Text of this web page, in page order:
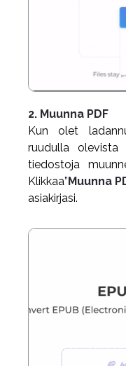
2. Muunna PDF
Kun olet
ruudulla
tiedostoja
Klikkaa”Muunna
asiakirjasi.